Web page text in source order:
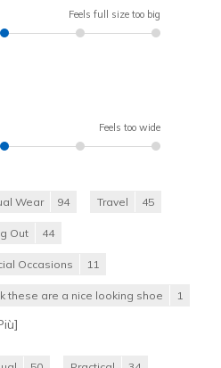
Feels full size too big
Feels too wide
Wear 94 Travel 45
Out 44
Occasions 11
these are a nice looking shoe 1
]